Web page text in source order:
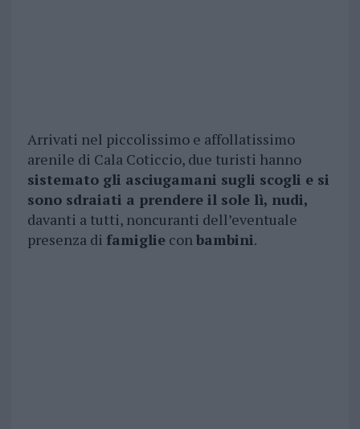
Arrivati nel piccolissimo e affollatissimo
arenile di Cala Coticcio, due turisti hanno
sistemato gli asciugamani sugli scogli e si
sono sdraiati a prendere il sole lì, nudi,
davanti a tutti, noncuranti dell’eventuale
presenza di famiglieconbambini.